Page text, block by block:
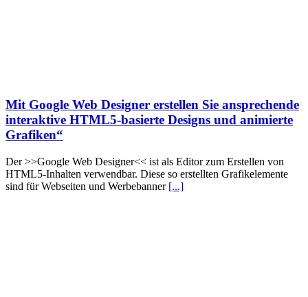
Mit Google Web Designer erstellen Sie ansprechende
interaktive HTML5-basierte Designs und animierte
Grafiken“
Der >>Google Web Designer<< ist als Editor zum Erstellen von
HTML5-Inhalten verwendbar. Diese so erstellten Grafikelemente
sind für Webseiten und Werbebanner [...]